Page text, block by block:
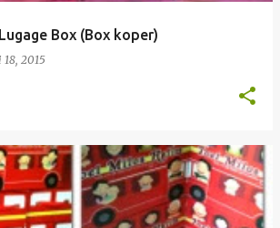
Box (Box koper)
18, 2015